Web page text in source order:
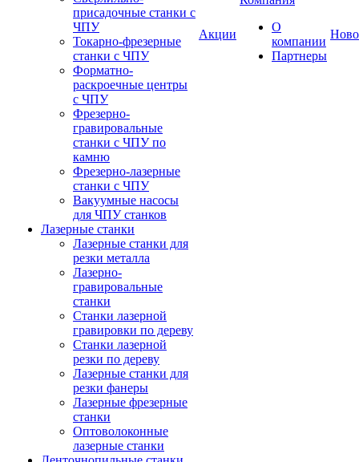
присадочные станки с
ЧПУ
Токарно-фрезерные
станки с ЧПУ
Форматно-
раскроечные центры
с ЧПУ
Фрезерно-
гравировальные
станки с ЧПУ по
камню
Фрезерно-лазерные
станки с ЧПУ
Вакуумные насосы
для ЧПУ станков
Лазерные станки
Лазерные станки для
резки металла
Лазерно-
гравировальные
станки
Станки лазерной
гравировки по дереву
Станки лазерной
резки по дереву
Лазерные станки для
резки фанеры
Лазерные фрезерные
станки
Оптоволоконные
лазерные станки
Акции
О
компании
Партнеры